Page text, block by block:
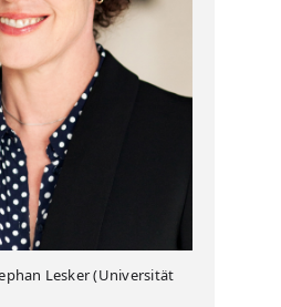
Lesker (Universität